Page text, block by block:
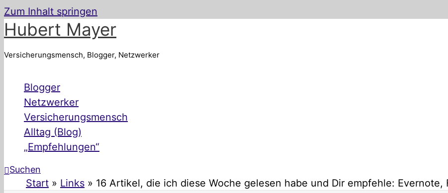
Zum Inhalt springen
Hubert Mayer
Versicherungsmensch, Blogger, Netzwerker
Blogger
Netzwerker
Versicherungsmensch
Alltag (Blog)
„Empfehlungen“
Suchen
Start Links 16 Artikel, die ich diese Woche gelesen habe und Dir empfehle: Evernote,